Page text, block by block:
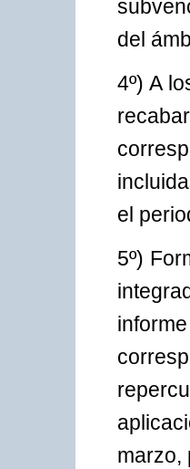
del
4º) A
el
5º)
marzo,